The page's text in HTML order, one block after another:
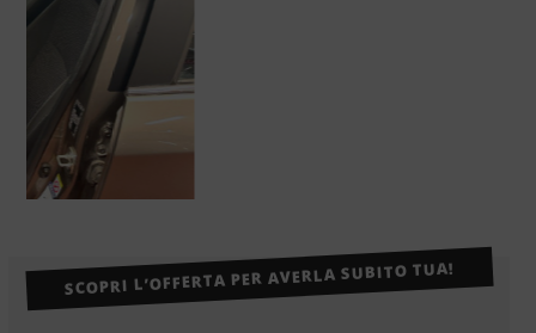
SCOPRI L’OFFERTA PER AVERLA SUBITO TUA!